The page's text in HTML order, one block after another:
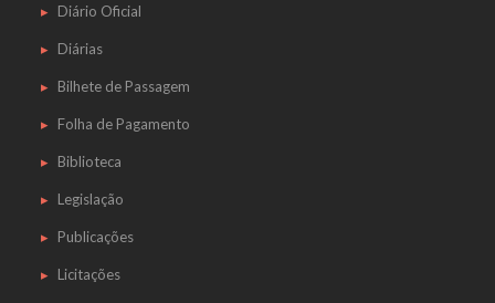
Diário Oficial
Diárias
Bilhete de Passagem
Folha de Pagamento
Biblioteca
Legislação
Publicações
Licitações